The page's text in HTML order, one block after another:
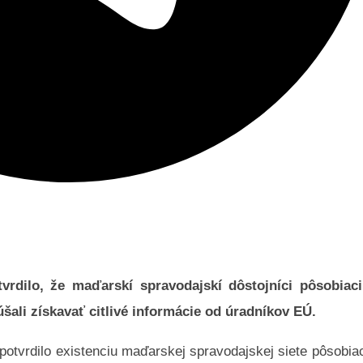
že maďarskí spravodajskí dôstojníci
získavať citlivé informácie od úradníkov EÚ.
existenciu maďarskej spravodajskej siete